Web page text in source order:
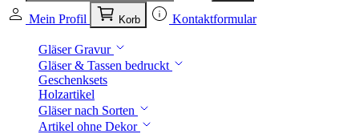
Mein Profil Korb Kontaktformular
Gläser Gravur
Gläser & Tassen bedruckt
Geschenksets
Holzartikel
Gläser nach Sorten
Artikel ohne Dekor